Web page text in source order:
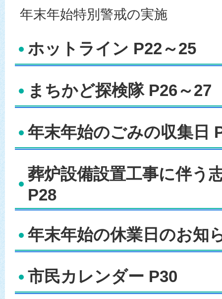
年末年始特別警戒の実施
ホットライン P22～25
まちかど探検隊 P26～27
年末年始のごみの収集日
葬炉設備設置工事に伴う
P28
年末年始の休業日のお知
市民カレンダー P30